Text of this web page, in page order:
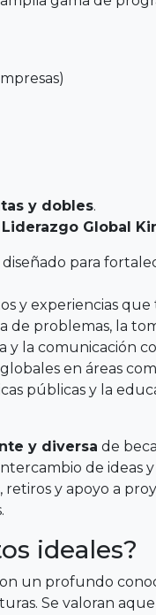
y dobles.
Global
para
y experiencias
de problemas, la
y la comunicación
en áreas
públicas y la
y diversa de
de ideas
y apoyo a
ideales?
un profundo
Se valoran